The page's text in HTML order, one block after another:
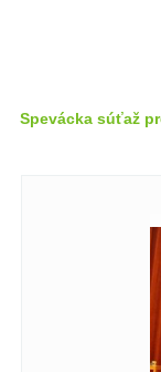
Spevácka súťaž